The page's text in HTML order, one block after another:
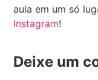
aula em um só
Instagram!
Deixe um